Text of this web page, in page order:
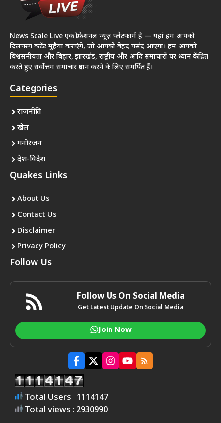
News Scale Live एक प्रोफेशनल न्यूज़ प्लेटफार्म है — यहां हम आपको
दिलचस्प कंटेंट मुहैया कराएंगे, जो आपको बेहद पसंद आएगा। हम आपको
विश्वसनीयता और बिहार, झारखंड, राष्ट्रीय और आदि समाचारों पर ध्यान केंद्रित
करते हुए सर्वोत्तम समाचार प्रदान करने के लिए समर्पित हैं।
Categories
राजनीति
खेल
मनोरंजन
देश-विदेश
Quakes Links
About Us
Contact Us
Disclaimer
Privacy Policy
Follow Us
Follow Us On Social Media
Get Latest Update On Social Media
Join Now
Total Users : 1114147
Total views : 2930990